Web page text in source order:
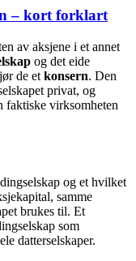
– kort forklart
av aksjene i et annet
og det eide
de et konsern. Den
privat, og
faktiske virksomheten
og et hvilket
samme
brukes til. Et
som
datterselskaper.